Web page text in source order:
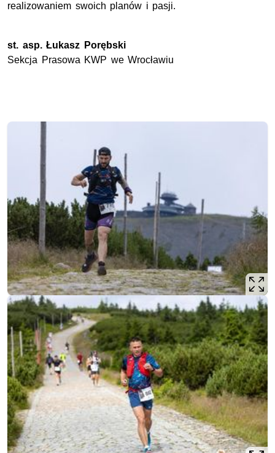
realizowaniem swoich planów i pasji.
st. asp. Łukasz Porębski
Sekcja Prasowa KWP we Wrocławiu